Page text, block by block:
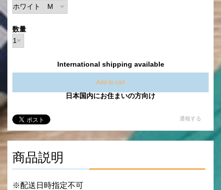
数量
International shipping available
Add to cart
日本国内にお住まいの方向け
通報する
商品説明
※配送日時指定不可